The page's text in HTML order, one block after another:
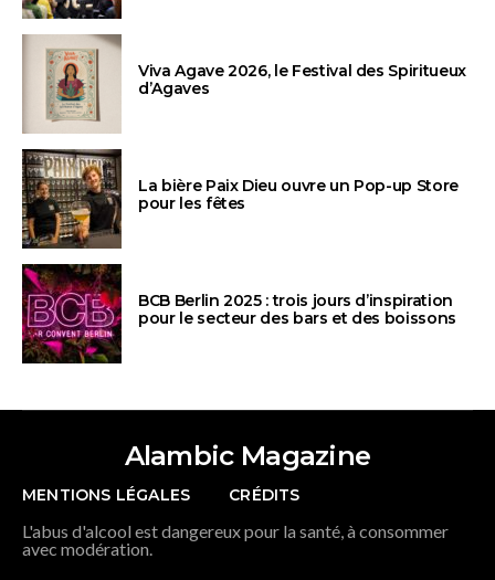
Viva Agave 2026, le Festival des Spiritueux
d’Agaves
La bière Paix Dieu ouvre un Pop-up Store
pour les fêtes
BCB Berlin 2025 : trois jours d’inspiration
pour le secteur des bars et des boissons
Alambic Magazine
MENTIONS LÉGALES CRÉDITS
L'abus d'alcool est dangereux pour la santé, à consommer
avec modération.